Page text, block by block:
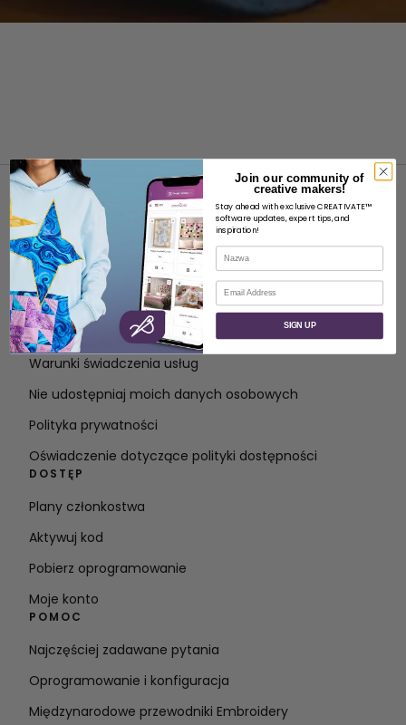
O
O SVP Worldwide
Kontakt
Warunki świadczenia usług
Nie udostępniaj moich danych osobowych
Polityka prywatności
Oświadczenie dotyczące polityki dostępności
DOSTĘP
Plany członkostwa
Aktywuj kod
Pobierz oprogramowanie
Moje konto
POMOC
Najczęściej zadawane pytania
Oprogramowanie i konfiguracja
Międzynarodowe przewodniki Embroidery
Join our community of
creative makers!
Stay ahead with exclusive CREATIVATE™
software updates, expert tips, and
inspiration!
Nazwa
E-mail
SIGN UP